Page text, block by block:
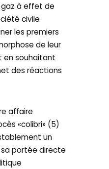
gaz à effet de
civile
les premiers
de leur
en souhaitant
des réactions
affaire
«colibri» (5)
un
portée directe